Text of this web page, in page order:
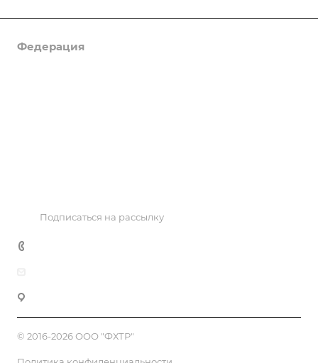
Федерация
Подписаться на рассылку
© 2016-2026 ООО "ФХТР"